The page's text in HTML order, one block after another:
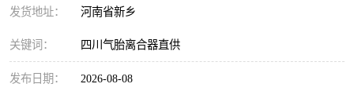
发货地址： 河南省新乡
关键词： 四川气胎离合器直供
发布日期： 2026-08-08